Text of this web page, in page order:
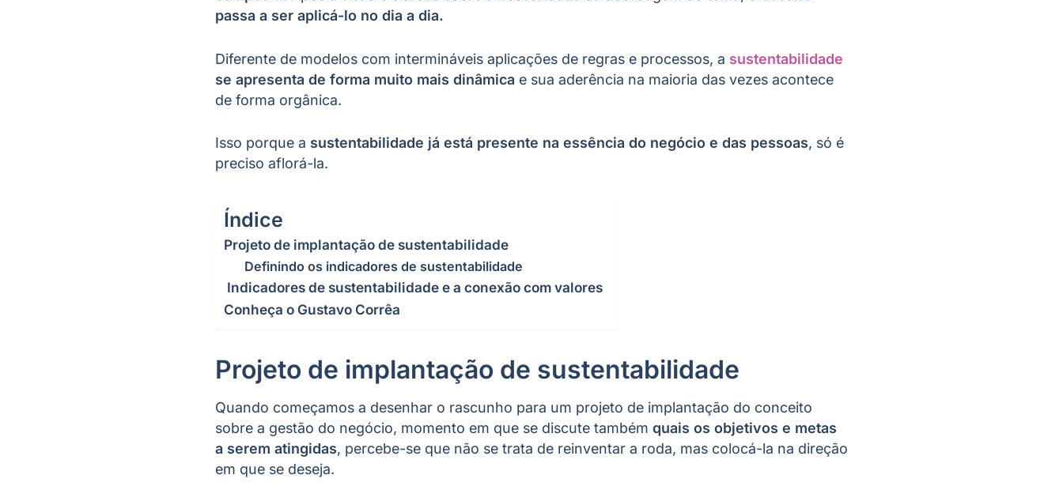
passa a ser aplicá-lo no dia a dia.
Diferente de modelos com intermináveis aplicações de regras e processos, a sustentabilidade
se apresenta de forma muito mais dinâmica e sua aderência na maioria das vezes acontece
de forma orgânica.
Isso porque a sustentabilidade já está presente na essência do negócio e das pessoas, só é
preciso aflorá-la.
Índice
Projeto de implantação de sustentabilidade
Definindo os indicadores de sustentabilidade
Indicadores de sustentabilidade e a conexão com valores
Conheça o Gustavo Corrêa
Projeto de implantação de sustentabilidade
Quando começamos a desenhar o rascunho para um projeto de implantação do conceito
sobre a gestão do negócio, momento em que se discute também quais os objetivos e metas
a serem atingidas, percebe-se que não se trata de reinventar a roda, mas colocá-la na direção
em que se deseja.